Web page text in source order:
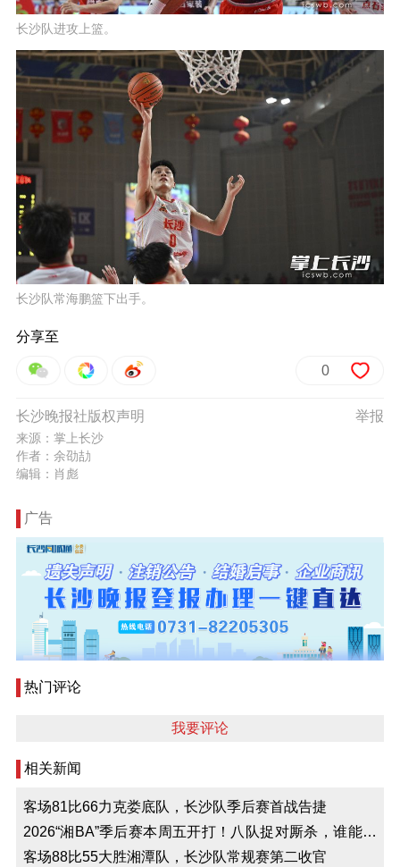
长沙队进攻上篮。
长沙队常海鹏篮下出手。
分享至
0
举报
长沙晚报社版权声明
来源：掌上长沙
作者：余劭劼
编辑：肖彪
广告
热门评论
我要评论
相关新闻
客场81比66力克娄底队，长沙队季后赛首战告捷
2026“湘BA”季后赛本周五开打！八队捉对厮杀，谁能突
出重围？
客场88比55大胜湘潭队，长沙队常规赛第二收官